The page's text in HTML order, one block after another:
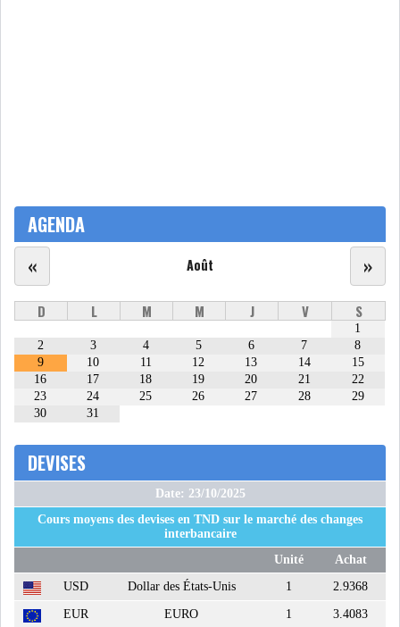
AGENDA
Août
« »
D L M M J V S
1
2
3 4 5 6 7
8
9
10 11 12 13 14
15
16
17 18 19 20 21
22
23
24 25 26 27 28
29
30
31
DEVISES
Date: 23/10/2025
Cours moyens des devises en TND sur le marché des changes
interbancaire
Unité
Achat
USD
Dollar des États-Unis 1 2.9368
EUR EURO 1 3.4083